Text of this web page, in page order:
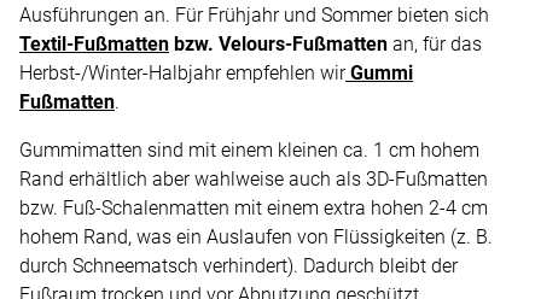
Ausführungen an. Für Frühjahr und Sommer bieten sich
Textil-Fußmatten bzw. Velours-Fußmatten an, für das
Herbst-/Winter-Halbjahr empfehlen wir Gummi
Fußmatten.
Gummimatten sind mit einem kleinen ca. 1 cm hohem
Rand erhältlich aber wahlweise auch als 3D-Fußmatten
bzw. Fuß-Schalenmatten mit einem extra hohen 2-4 cm
hohem Rand, was ein Auslaufen von Flüssigkeiten (z. B.
durch Schneematsch verhindert). Dadurch bleibt der